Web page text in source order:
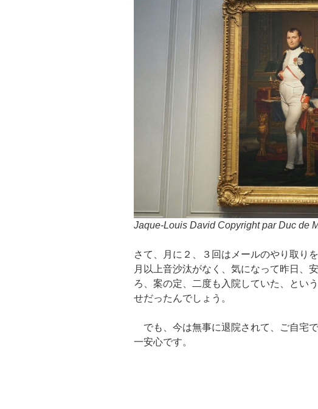
Jaque-Louis David Copyright par Duc de
さて、月に２、３回はメールのやり取り
月以上音沙汰がなく、気になって昨日、
ろ、案の定、二度も入院していた、とい
せだったんでしょう。
でも、今は無事に退院されて、ご自宅
一安心です。